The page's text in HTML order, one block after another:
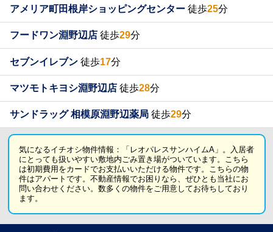
アメリア町田根岸ショッピングセンター 徒歩25分
フードワン淵野辺店 徒歩29分
セブンイレブン 徒歩17分
マツモトキヨシ淵野辺店 徒歩28分
サンドラッグ 相模原淵野辺薬局 徒歩29分
気になるイチオシ物件情報：「レオパレスサンハイムA」。入居者
にとっても扱いやすい敷地内ごみ置き場がついています。こちら
は初期費用をカードでお支払いいただける物件です。こちらの物
件はアパートです。不動産情報でお困りなら、ぜひとも当社にお
問い合わせください。数多くの物件をご用意してお待ちしており
ます。